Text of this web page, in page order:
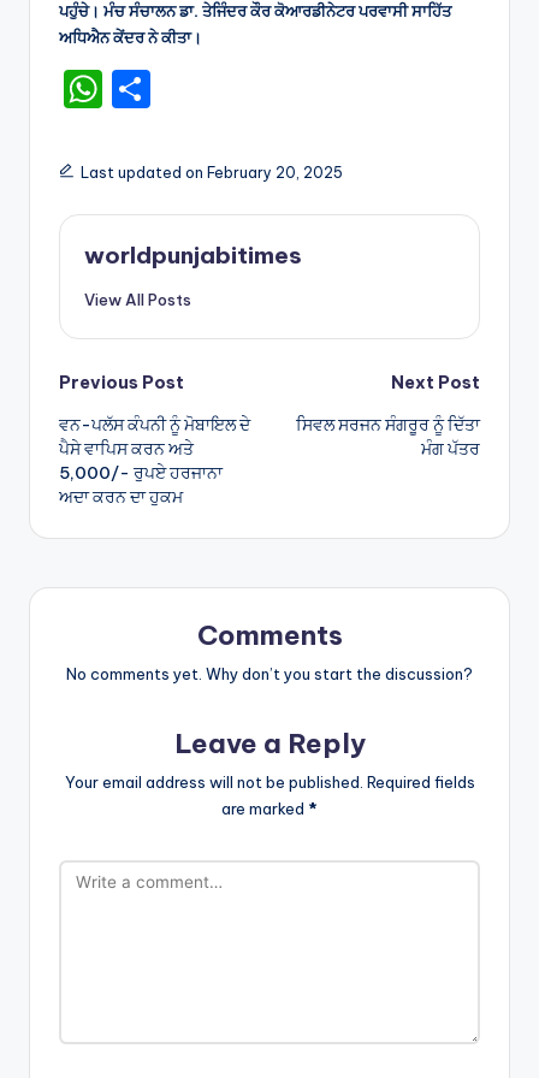
ਪਹੁੰਚੇ। ਮੰਚ ਸੰਚਾਲਨ ਡਾ. ਤੇਜਿੰਦਰ ਕੌਰ ਕੋਆਰਡੀਨੇਟਰ ਪਰਵਾਸੀ ਸਾਹਿੱਤ
ਅਧਿਐਨ ਕੇਂਦਰ ਨੇ ਕੀਤਾ।
W
a
ts
A
p
ar
e
Last updated on February 20, 2025
worldpunjabitimes
View All Posts
Post
navigation
Previous Post
ਵਨ-ਪਲੱਸ ਕੰਪਨੀ ਨੂੰ ਮੋਬਾਇਲ ਦੇ
ਪੈਸੇ ਵਾਪਿਸ ਕਰਨ ਅਤੇ
5,000/- ਰੁਪਏ ਹਰਜਾਨਾ
ਅਦਾ ਕਰਨ ਦਾ ਹੁਕਮ
Next Post
ਸਿਵਲ ਸਰਜਨ ਸੰਗਰੂਰ ਨੂੰ ਦਿੱਤਾ
ਮੰਗ ਪੱਤਰ
Comments
No comments yet. Why don’t you start the discussion?
Leave a Reply
Your email address will not be published. Required fields
are marked *